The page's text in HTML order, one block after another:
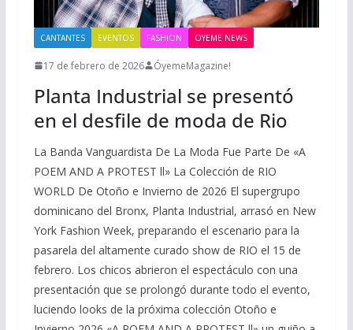
CANTANTES EVENTOS FASHION OYEME NEWS
17 de febrero de 2026 ÓyemeMagazine!
Planta Industrial se presentó
en el desfile de moda de Rio
La Banda Vanguardista De La Moda Fue Parte De «A
POEM AND A PROTEST ll» La Colección de RIO
WORLD De Otoño e Invierno de 2026 El supergrupo
dominicano del Bronx, Planta Industrial, arrasó en New
York Fashion Week, preparando el escenario para la
pasarela del altamente curado show de RIO el 15 de
febrero. Los chicos abrieron el espectáculo con una
presentación que se prolongó durante todo el evento,
luciendo looks de la próxima colección Otoño e